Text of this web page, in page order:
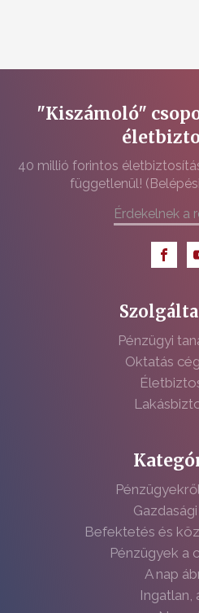
"Kiszámoló"
40 millió forintos
függetlenül!
Érdekelnek a
Pénzügyi
Oktatás
Befektetés és
Pénzügyek a
A nap
Ingatlan,